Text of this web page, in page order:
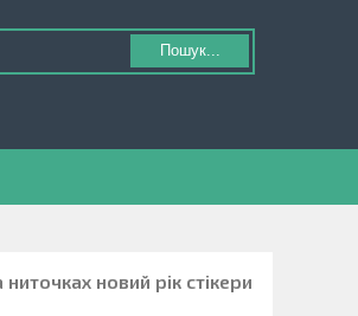
Пошук...
новий рік стікери